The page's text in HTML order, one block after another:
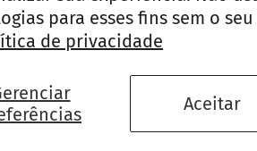
para esses fins sem o
de privacidade
Aceitar